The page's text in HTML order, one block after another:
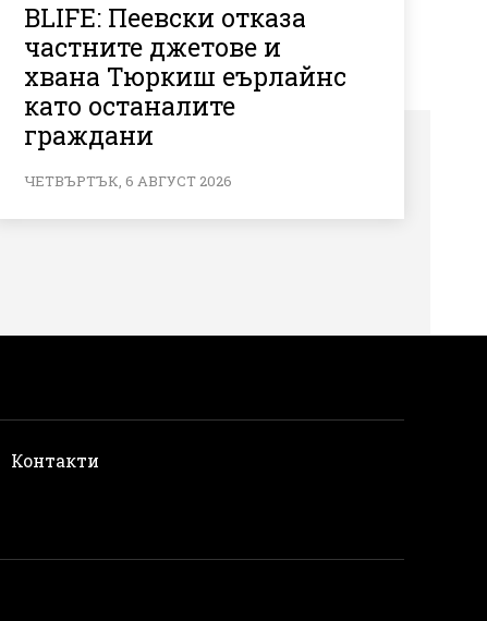
BLIFE: Пеевски отказа
частните джетове и
хвана Тюркиш еърлайнс
като останалите
граждани
ЧЕТВЪРТЪК, 6 АВГУСТ 2026
Контакти